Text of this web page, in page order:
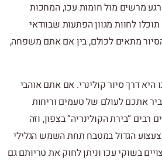
מרשים מול חומות עכו, המחכות
לחוות מגוון הפתעות שבוודאי
מתאים לכולם, בין אם אתם משפחה,
דרך סיור קולינרי. אם אתם אוהבי
אתכם לעולם של טעמים וריחות
רבים “בירת הקולינריה” בצפון, וזה
הגדול במטבח תחת השמש הגלילי
בשוקי עכו וניתן לחוק את טריותם גם